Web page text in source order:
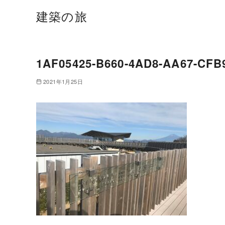
建築の旅
1AF05425-B660-4AD8-AA67-
2021年1月25日